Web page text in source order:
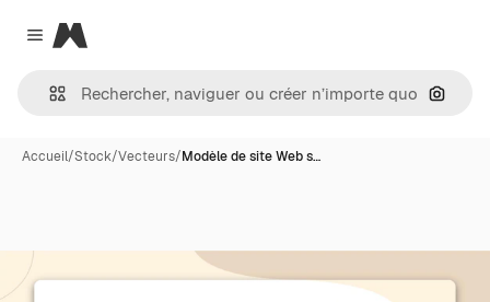
Close menu
Magnific
Accueil/Stock/Vecteurs/Modèle de site Web s…